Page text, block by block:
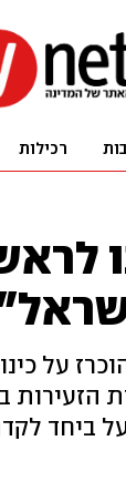
רכילות
הוכרז על
הזעירות
ביחד